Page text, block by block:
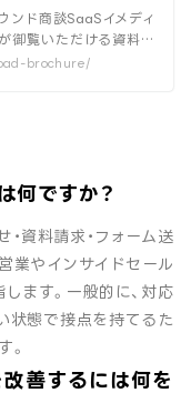
ンド商談SaaSイメディ
御覧いただける資料で
brochure/
ですか？
資料請求・フォーム送
業やインサイドセール
ます。一般的に、対応
状態で接点を持てるた
。
するには何を